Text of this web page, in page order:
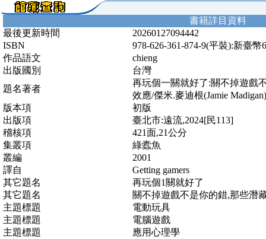
書籍詳目資料
最後更新時間
20260127094442
ISBN
978-626-361-874-9(平裝):新臺幣
作品語文
chieng
出版國別
台灣
題名著者
再玩個一關就好了:關不掉遊戲
效應/傑米.麥迪根(Jamie
版本項
初版
出版項
臺北市:遠流,2024[民113]
稽核項
421面,21公分
集叢項
綠蠹魚
叢編
2001
譯自
Getting gamers
其它題名
再玩個1關就好了
其它題名
關不掉遊戲不是你的錯,那些潛
主題標題
電動玩具
主題標題
電腦遊戲
主題標題
應用心理學